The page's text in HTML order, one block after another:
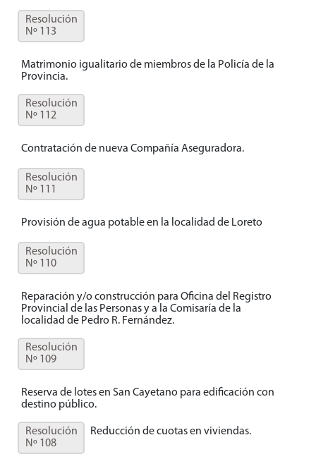
Resolución
Nº 113
Matrimonio igualitario de miembros de la Policía de la
Provincia.
Resolución
Nº 112
Contratación de nueva Compañía Aseguradora.
Resolución
Nº 111
Provisión de agua potable en la localidad de Loreto
Resolución
Nº 110
Reparación y/o construcción para Oficina del Registro
Provincial de las Personas y a la Comisaría de la
localidad de Pedro R. Fernández.
Resolución
Nº 109
Reserva de lotes en San Cayetano para edificación con
destino público.
Resolución
Nº 108
Reducción de cuotas en viviendas.